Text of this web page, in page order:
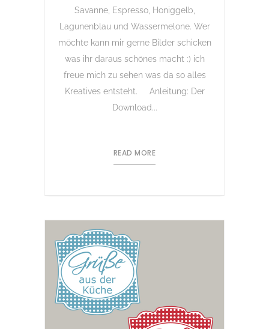
Savanne, Espresso, Honiggelb,
Lagunenblau und Wassermelone. Wer
möchte kann mir gerne Bilder schicken
was ihr daraus schönes macht :) ich
freue mich zu sehen was da so alles
Kreatives entsteht. Anleitung: Der
Download...
READ MORE